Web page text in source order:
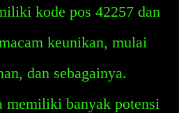
kode pos 42257 dan
keunikan, mulai
dan sebagainya.
memiliki banyak potensi